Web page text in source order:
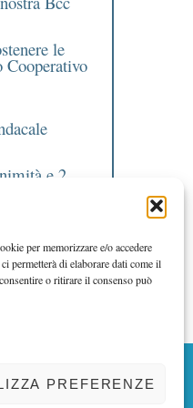
per memorizzare e/o accedere
permetterà di elaborare dati come il
o ritirare il consenso può
PREFERENZE
le
e 2
BACK TO TOP